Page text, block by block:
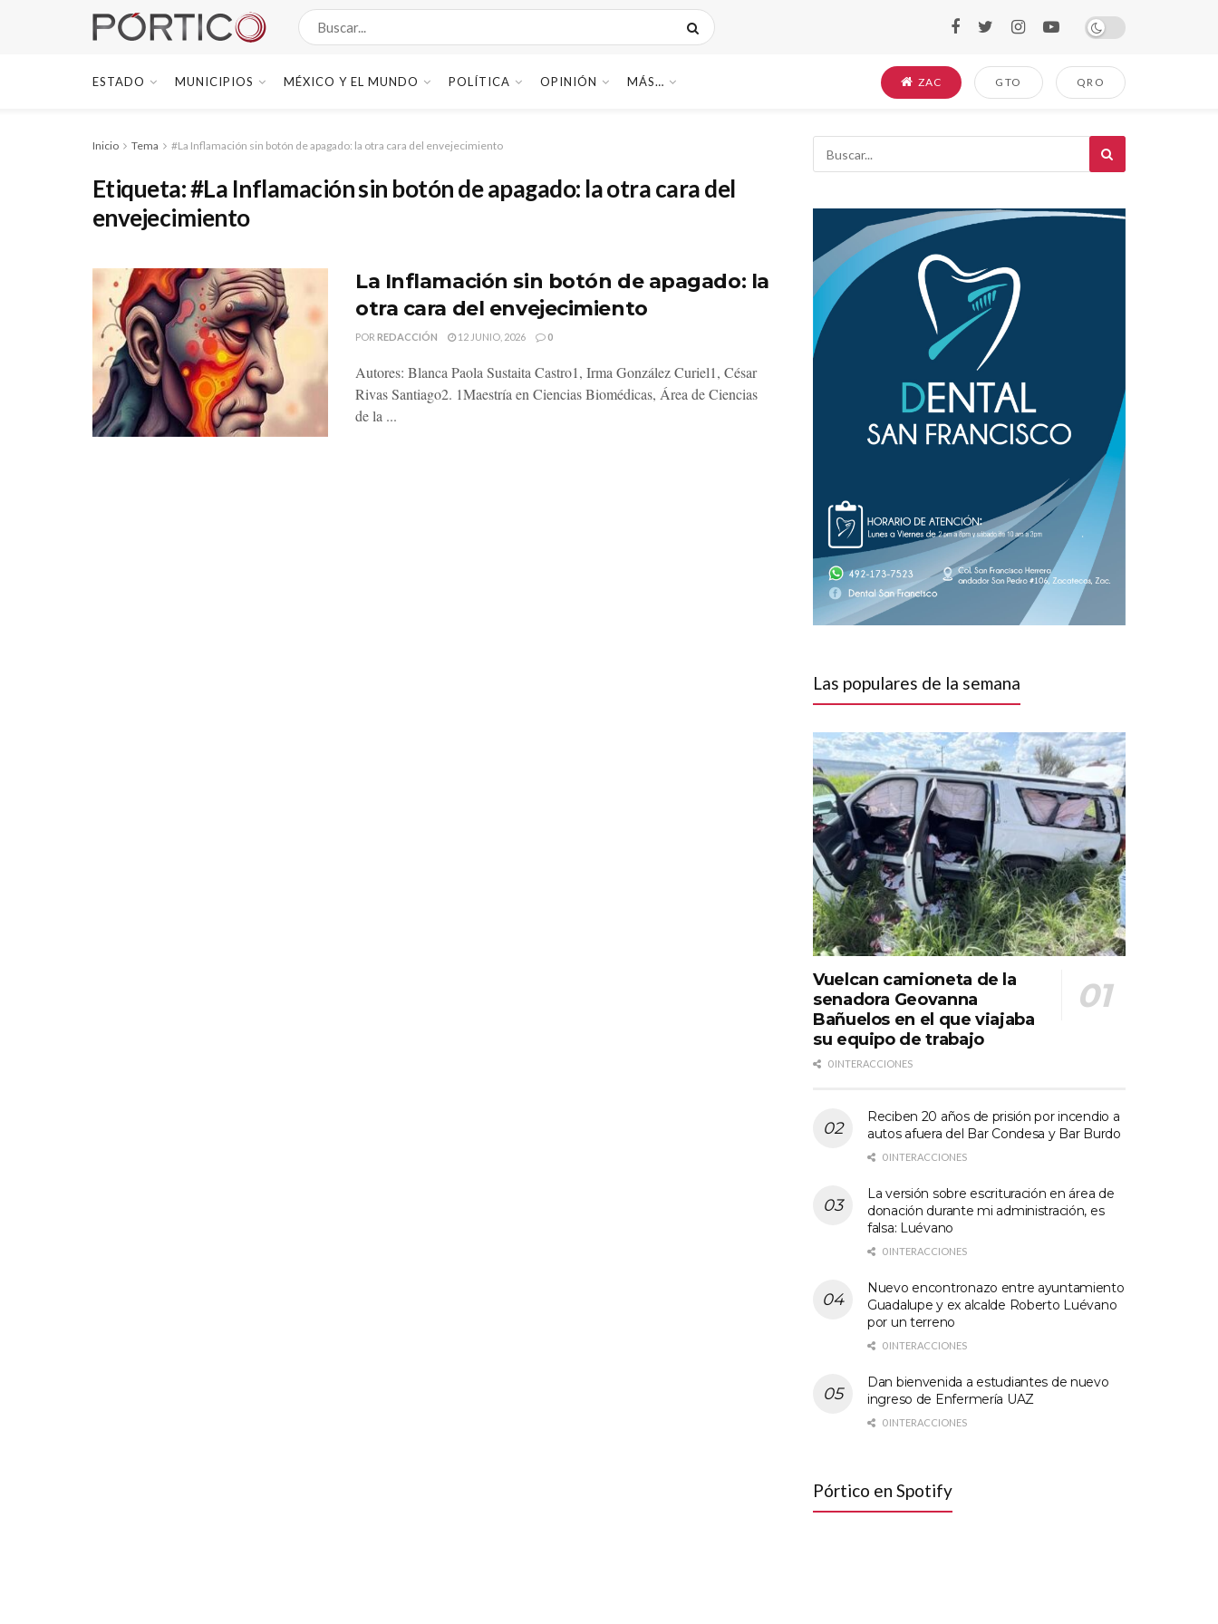
ESTADO MUNICIPIOS MÉXICO Y EL MUNDO POLÍTICA OPINIÓN MÁS… ZAC GTO QRO
Inicio Tema #La Inflamación sin botón de apagado: la otra cara del envejecimiento
Etiqueta:#La Inflamación sin botón de apagado: la otra cara del
envejecimiento
La Inflamación sin botón de apagado: la
otra cara del envejecimiento
POR REDACCIÓN 12 JUNIO, 2026 0
Autores: Blanca Paola Sustaita Castro1, Irma González Curiel1, César
Rivas Santiago2. 1Maestría en Ciencias Biomédicas, Área de Ciencias
de la ...
Las populares de la semana
Vuelcan camioneta de la
senadora Geovanna
Bañuelos en el que viajaba
su equipo de trabajo
0 INTERACCIONES
Reciben 20 años de prisión por incendio a
autos afuera del Bar Condesa y Bar Burdo
0 INTERACCIONES
La versión sobre escrituración en área de
donación durante mi administración, es
falsa: Luévano
0 INTERACCIONES
Nuevo encontronazo entre ayuntamiento
Guadalupe y ex alcalde Roberto Luévano
por un terreno
0 INTERACCIONES
Dan bienvenida a estudiantes de nuevo
ingreso de Enfermería UAZ
0 INTERACCIONES
Pórtico en Spotify